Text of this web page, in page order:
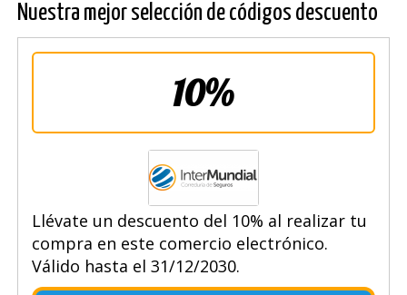
Nuestra mejor selección de códigos descuento
10%
Llévate un descuento del 10% al realizar tu
compra en este comercio electrónico.
Válido hasta el 31/12/2030.